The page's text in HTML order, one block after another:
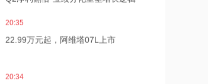
20:35
22.99万元起，阿维塔07L上市
20:34